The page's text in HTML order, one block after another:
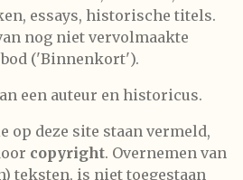
essays, historische titels.
nog niet vervolmaakte
('Binnenkort').
een auteur en historicus.
op deze site staan vermeld,
copyright. Overnemen van
teksten, is niet toegestaan